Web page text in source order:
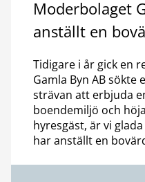
Moderbolaget
anställt en
Tidigare i år gick en
Gamla Byn AB sökte
strävan att erbjuda
boendemiljö och
hyresgäst, är vi
har anställt en